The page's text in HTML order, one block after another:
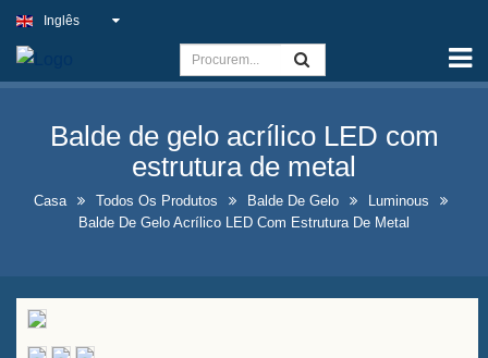
Capacidade
Sinal de Luz Fino
Placa de pub ao ar livre
Placas de Negócios Internos
Soluções Ideais para Placas
de Néon Falsas
Inglês
Balde de gelo acrílico LED com
estrutura de metal
Casa Todos Os Produtos Balde De Gelo
Luminous
Balde De Gelo Acrílico LED Com Estrutura De Metal